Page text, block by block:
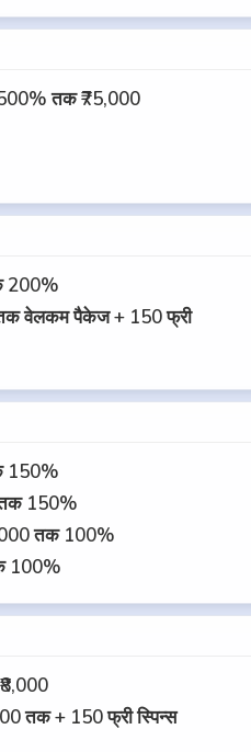
तक ₹75,000
200%
वेलकम पैकेज + 150 फ्री
150%
150%
तक 100%
100%
तक + 150 फ्री स्पिन्स